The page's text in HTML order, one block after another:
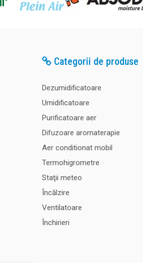
Categorii de produse
Dezumidificatoare
Umidificatoare
Purificatoare aer
Difuzoare aromaterapie
Aer conditionat mobil
Termohigrometre
Staţii meteo
Încălzire
Ventilatoare
Închirieri